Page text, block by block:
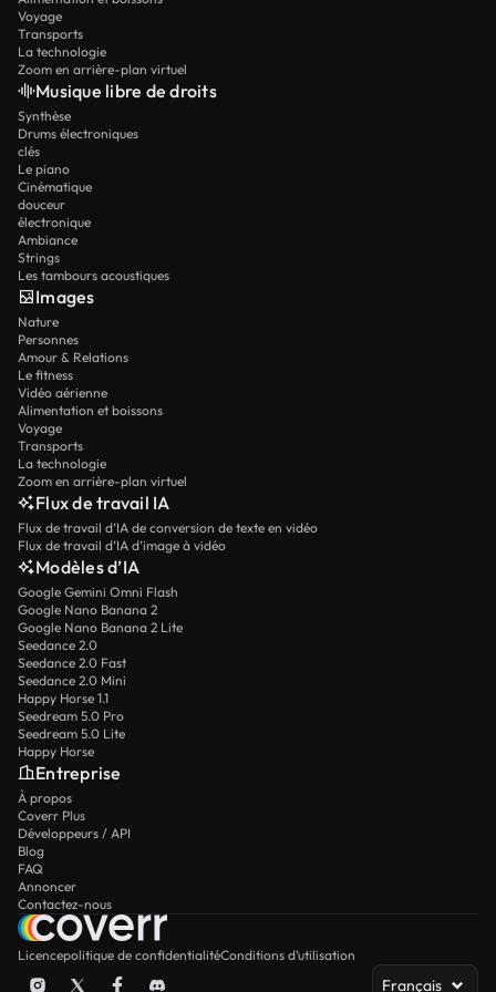
Voyage
Transports
La technologie
Zoom en arrière-plan virtuel
Musique libre de droits
Synthèse
Drums électroniques
clés
Le piano
Cinématique
douceur
électronique
Ambiance
Strings
Les tambours acoustiques
Images
Nature
Personnes
Amour & Relations
Le fitness
Vidéo aérienne
Alimentation et boissons
Voyage
Transports
La technologie
Zoom en arrière-plan virtuel
Flux de travail IA
Flux de travail d’IA de conversion de texte en vidéo
Flux de travail d’IA d’image à vidéo
Modèles d’IA
Google Gemini Omni Flash
Google Nano Banana 2
Google Nano Banana 2 Lite
Seedance 2.0
Seedance 2.0 Fast
Seedance 2.0 Mini
Happy Horse 1.1
Seedream 5.0 Pro
Seedream 5.0 Lite
Happy Horse
Entreprise
À propos
Coverr Plus
Développeurs / API
Blog
FAQ
Annoncer
Contactez-nous
Licencepolitique de confidentialitéConditions d’utilisation
Français